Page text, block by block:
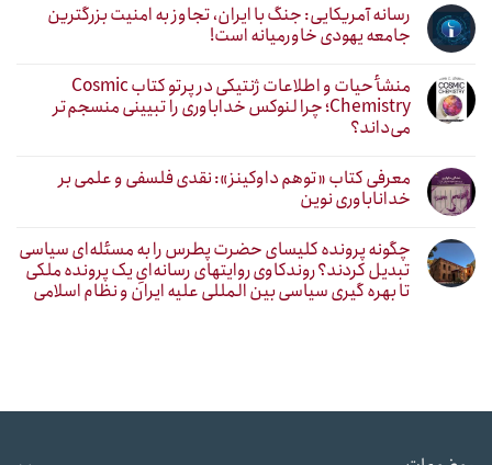
رسانه آمریکایی: جنگ با ایران، تجاوز به امنیت بزرگترین
جامعه یهودی خاورمیانه است!
منشأ حیات و اطلاعات ژنتیکی در پرتو کتاب Cosmic
Chemistry؛ چرا لنوکس خداباوری را تبیینی منسجم‌تر
می‌داند؟
معرفی کتاب «توهم داوکینز»: نقدی فلسفی و علمی بر
خداناباوری نوین
چگونه پرونده کلیسای حضرت پطرس را به مسئله‌ای سیاسی
تبدیل کردند؟ روندکاوی روایتهای رسانه‌ایِ یک پرونده ملکی
تا بهره گیری سیاسی بین المللی علیه ایران و نظام اسلامی